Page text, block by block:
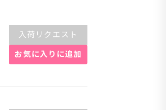
入荷リクエスト
お気に入りに追加